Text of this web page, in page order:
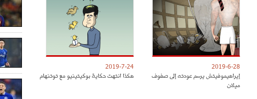
2019-6-28
إيراهيموفيتش يرسم عودته إلى صفوف
ميلان
2019-7-24
هكذا انتهت حكاية بوكيتينيو مع توتنهام